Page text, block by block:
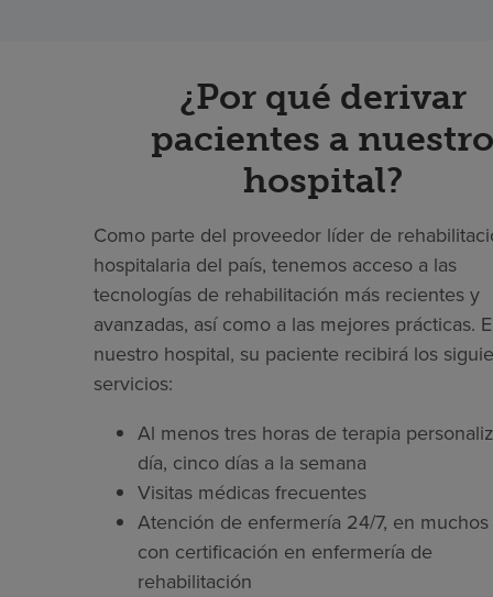
¿Por qué derivar
pacientes a nuestro
hospital?
Como parte del proveedor líder de
hospitalaria del país, tenemos acceso a las
tecnologías de rehabilitación más recientes y
avanzadas, así como a las mejores prácticas.
nuestro hospital, su paciente recibirá los
servicios:
Al menos tres horas de terapia
día, cinco días a la semana
Visitas médicas frecuentes
Atención de enfermería 24/7, en muchos
con certificación en enfermería de
rehabilitación